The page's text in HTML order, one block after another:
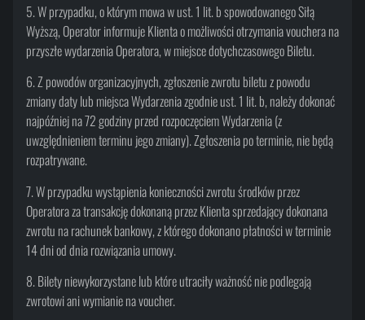
5. W przypadku, o którym mowa w ust. 1 lit. b spowodowanego Siłą
Wyższą, Operator informuje Klienta o możliwości otrzymania vouchera na
przyszłe wydarzenia Operatora, w miejsce dotychczasowego Biletu.
6. Z powodów organizacyjnych, zgłoszenie zwrotu biletu z powodu
zmiany daty lub miejsca Wydarzenia zgodnie ust. 1 lit. b, należy dokonać
najpóźniej na 72 godziny przed rozpoczęciem Wydarzenia (z
uwzględnieniem terminu jego zmiany). Zgłoszenia po terminie, nie będą
rozpatrywane.
7. W przypadku wystąpienia konieczności zwrotu środków przez
Operatora za transakcję dokonaną przez Klienta sprzedający dokonana
zwrotu na rachunek bankowy, z którego dokonano płatności w terminie
14 dni od dnia rozwiązania umowy.
8. Bilety niewykorzystane lub które utraciły ważność nie podlegają
zwrotowi ani wymianie na voucher.